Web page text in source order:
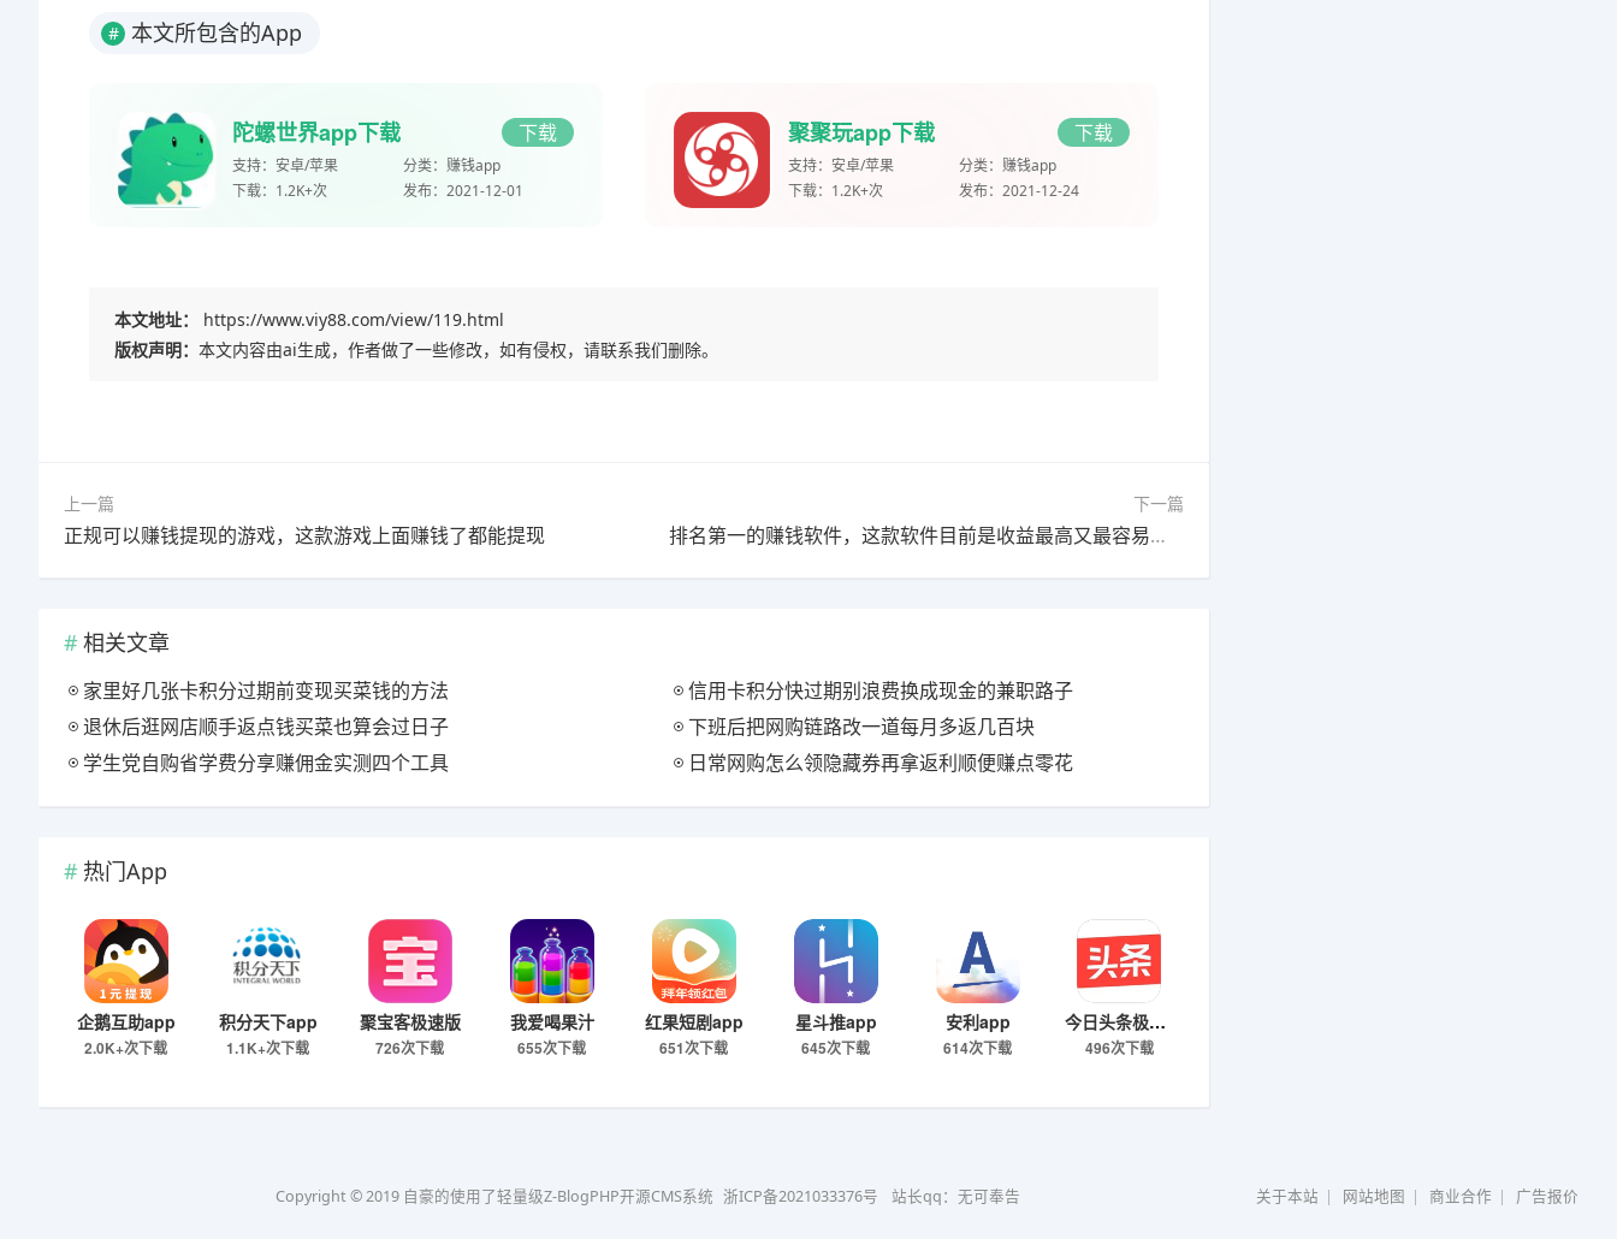
# 本文所包含的App
陀螺世界app下载 下载
支持： 安卓/苹果 分类： 赚钱app
下载： 1.2K+次 发布： 2021-12-01
聚聚玩app下载 下载
支持： 安卓/苹果 分类： 赚钱app
下载： 1.2K+次 发布： 2021-12-24
本文地址：
https://www.viy88.com/view/119.html
版权声明： 本文内容由ai生成，作者做了一些修改，如有侵权，请联系我们删除。
上一篇
正规可以赚钱提现的游戏，这款游戏上面赚钱了都能提现
下一篇
排名第一的赚钱软件，这款软件目前是收益最高又最容易赚钱的
相关文章
家里好几张卡积分过期前变现买菜钱的方法
信用卡积分快过期别浪费换成现金的兼职路子
退休后逛网店顺手返点钱买菜也算会过日子
下班后把网购链路改一道每月多返几百块
学生党自购省学费分享赚佣金实测四个工具
日常网购怎么领隐藏券再拿返利顺便赚点零花
热门App
企鹅互助app
2.0K+次下载
积分天下app
1.1K+次下载
聚宝客极速版
726次下载
我爱喝果汁
655次下载
红果短剧app
651次下载
星斗推app
645次下载
安利app
614次下载
今日头条极速版下载
496次下载
Copyright © 2019 自豪的使用了轻量级Z-BlogPHP开源CMS系统 浙ICP备2021033376号 站长qq：无可奉告 关于本站 | 网站地图 | 商业合作 | 广告报价